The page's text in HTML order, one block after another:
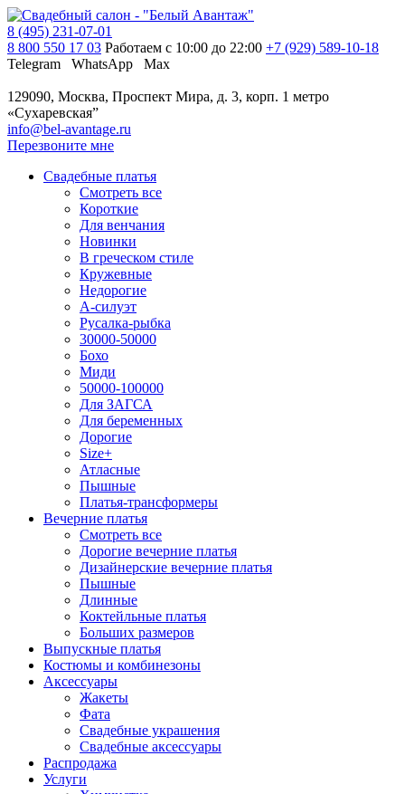
8 (495) 231-07-01
8 800 550 17 03 Работаем с 10:00 до 22:00 +7 (929) 589-10-18
Telegram
WhatsApp Max
129090, Москва, Проспект Мира, д. 3, корп. 1 метро
«Сухаревская”
info@bel-avantage.ru
Перезвоните мне
Свадебные платья
Смотреть все
Короткие
Для венчания
Новинки
В греческом стиле
Кружевные
Недорогие
А-силуэт
Русалка-рыбка
30000-50000
Бохо
Миди
50000-100000
Для ЗАГСА
Для беременных
Дорогие
Size+
Атласные
Пышные
Платья-трансформеры
Вечерние платья
Смотреть все
Дорогие вечерние платья
Дизайнерские вечерние платья
Пышные
Длинные
Коктейльные платья
Больших размеров
Выпускные платья
Костюмы и комбинезоны
Аксессуары
Жакеты
Фата
Свадебные украшения
Свадебные аксессуары
Распродажа
Услуги